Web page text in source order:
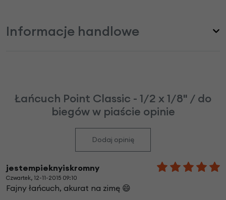
Informacje handlowe
Łańcuch Point Classic - 1/2 x 1/8" / do
biegów w piaście opinie
Dodaj opinię
jestempieknyiskromny
Czwartek, 12-11-2015 09:10
Fajny łańcuch, akurat na zimę 😄